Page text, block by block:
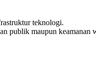
teknologi.
publik maupun keamanan